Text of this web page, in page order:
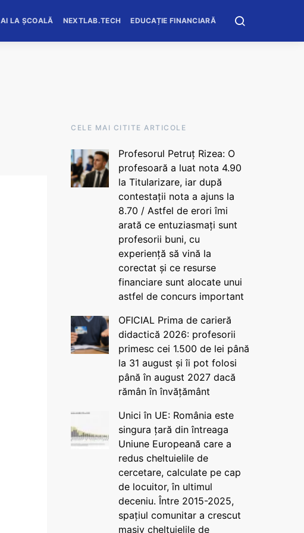
AI LA ȘCOALĂ NEXTLAB.TECH EDUCAȚIE FINANCIARĂ
CELE MAI CITITE ARTICOLE
Profesorul Petruț Rizea: O
profesoară a luat nota 4.90
la Titularizare, iar după
contestații nota a ajuns la
8.70 / Astfel de erori îmi
arată ce entuziasmați sunt
profesorii buni, cu
experiență să vină la
corectat și ce resurse
financiare sunt alocate unui
astfel de concurs important
OFICIAL Prima de carieră
didactică 2026: profesorii
primesc cei 1.500 de lei până
la 31 august și îi pot folosi
până în august 2027 dacă
rămân în învățământ
Unici în UE: România este
singura țară din întreaga
Uniune Europeană care a
redus cheltuielile de
cercetare, calculate pe cap
de locuitor, în ultimul
deceniu. Între 2015-2025,
spațiul comunitar a crescut
masiv cheltuielile de